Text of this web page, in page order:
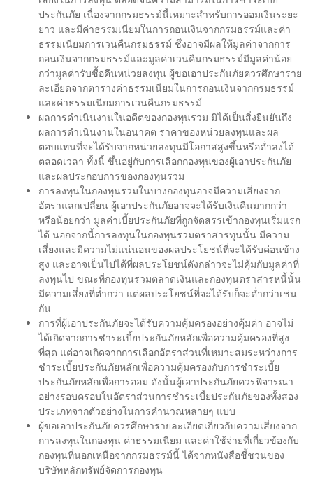
ประกันภัย เนื่องจากกรมธรรม์นี้เหมาะสำหรับการออมเงินระยะ
ยาว และมีค่าธรรมเนียมในการถอนเงินจากกรมธรรม์และค่า
ธรรมเนียมการเวนคืนกรมธรรม์ ซึ่งอาจมีผลให้มูลค่าจากการ
ถอนเงินจากกรมธรรม์และมูลค่าเวนคืนกรมธรรม์มีมูลค่าน้อย
กว่ามูลค่ารับซื้อคืนหน่วยลงทุน ผู้ขอเอาประกันภัยควรศึกษาราย
ละเอียดจากตารางค่าธรรมเนียมในการถอนเงินจากกรมธรรม์
และค่าธรรมเนียมการเวนคืนกรมธรรม์
ผลการดำเนินงานในอดีตของกองทุนรวม มิได้เป็นสิ่งยืนยันถึง
ผลการดำเนินงานในอนาคต ราคาของหน่วยลงทุนและผล
ตอบแทนที่จะได้รับจากหน่วยลงทุนมีโอกาสสูงขึ้นหรือต่ำลงได้
ตลอดเวลา ทั้งนี้ ขึ้นอยู่กับการเลือกกองทุนของผู้เอาประกันภัย
และผลประกอบการของกองทุนรวม
การลงทุนในกองทุนรวมในบางกองทุนอาจมีความเสี่ยงจาก
อัตราแลกเปลี่ยน ผู้เอาประกันภัยอาจจะได้รับเงินคืนมากกว่า
หรือน้อยกว่า มูลค่าเบี้ยประกันภัยที่ถูกจัดสรรเข้ากองทุนเริ่มแรก
ได้ นอกจากนี้การลงทุนในกองทุนรวมตราสารทุนนั้น มีความ
เสี่ยงและมีความไม่แน่นอนของผลประโยชน์ที่จะได้รับค่อนข้าง
สูง และอาจเป็นไปได้ที่ผลประโยชน์ดังกล่าวจะไม่คุ้มกับมูลค่าที่
ลงทุนไป ขณะที่กองทุนรวมตลาดเงินและกองทุนตราสารหนี้นั้น
มีความเสี่ยงที่ต่ำกว่า แต่ผลประโยชน์ที่จะได้รับก็จะต่ำกว่าเช่น
กัน
การที่ผู้เอาประกันภัยจะได้รับความคุ้มครองอย่างคุ้มค่า อาจไม่
ได้เกิดจากการชำระเบี้ยประกันภัยหลักเพื่อความคุ้มครองที่สูง
ที่สุด แต่อาจเกิดจากการเลือกอัตราส่วนที่เหมาะสมระหว่างการ
ชำระเบี้ยประกันภัยหลักเพื่อความคุ้มครองกับการชำระเบี้ย
ประกันภัยหลักเพื่อการออม ดังนั้นผู้เอาประกันภัยควรพิจารณา
อย่างรอบครอบในอัตราส่วนการชำระเบี้ยประกันภัยของทั้งสอง
ประเภทจากตัวอย่างในการคำนวณหลายๆ แบบ
ผู้ขอเอาประกันภัยควรศึกษารายละเอียดเกี่ยวกับความเสี่ยงจาก
การลงทุนในกองทุน ค่าธรรมเนียม และค่าใช้จ่ายที่เกี่ยวข้องกับ
กองทุนที่นอกเหนือจากกรมธรรม์นี้ ได้จากหนังสือชี้ชวนของ
บริษัทหลักทรัพย์จัดการกองทุน